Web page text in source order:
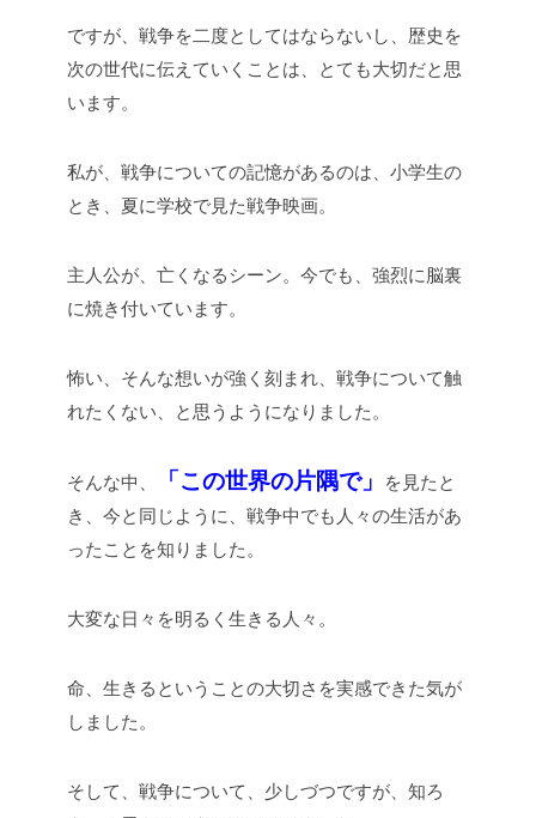
ですが、戦争を二度としてはならないし、歴史を
次の世代に伝えていくことは、とても大切だと思
います。
私が、戦争についての記憶があるのは、小学生の
とき、夏に学校で見た戦争映画。
主人公が、亡くなるシーン。今でも、強烈に脳裏
に焼き付いています。
怖い、そんな想いが強く刻まれ、戦争について触
れたくない、と思うようになりました。
そんな中、 「この世界の片隅で」
を見たと
き、今と同じように、戦争中でも人々の生活があ
ったことを知りました。
大変な日々を明るく生きる人々。
命、生きるということの大切さを実感できた気が
しました。
そして、戦争について、少しづつですが、知ろ